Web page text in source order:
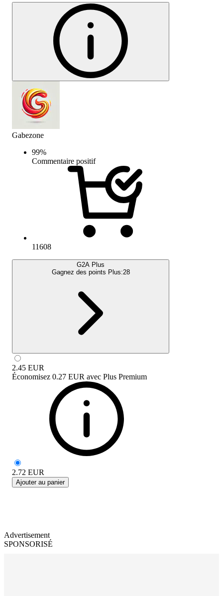
Gabezone
99%
Commentaire positif
11608
G2A Plus
Gagnez des points Plus:28
2.45 EUR
Économisez 0.27 EUR avec Plus Premium
2.72 EUR
Ajouter au panier
Advertisement
SPONSORISÉ